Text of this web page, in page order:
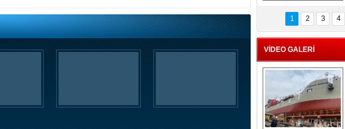
MSC'den 55 milyon
euroluk turizm geliri
müjdesi
1 2 3 4
VİDEO GALERİ